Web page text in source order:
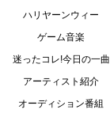
ハリヤーンウィー
ゲーム音楽
迷ったコレ!今日の一曲
アーティスト紹介
オーディション番組